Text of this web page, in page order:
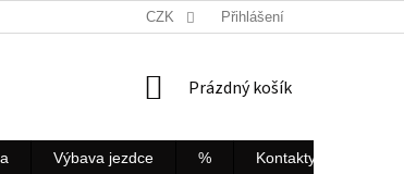
REKLAMACE SERVIS KOL A ELEKTROKOL
CZK Přihlášení
NÁKUPNÍ
Prázdný košík
Výbava jezdce % Kontakty